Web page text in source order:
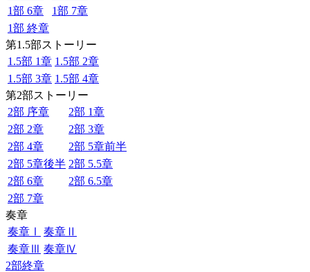
1部 6章
1部 7章
1部 終章
第1.5部ストーリー
1.5部 1章 1.5部 2章
1.5部 3章 1.5部 4章
第2部ストーリー
2部 序章
2部 1章
2部 2章
2部 3章
2部 4章
2部 5章前半
2部 5章後半 2部 5.5章
2部 6章
2部 6.5章
2部 7章
奏章
奏章Ⅰ
奏章Ⅱ
奏章Ⅲ 奏章Ⅳ
2部終章